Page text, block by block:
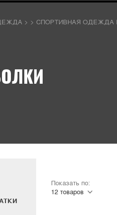
> > СПОРТИВНАЯ ОДЕЖДА
Показать по: